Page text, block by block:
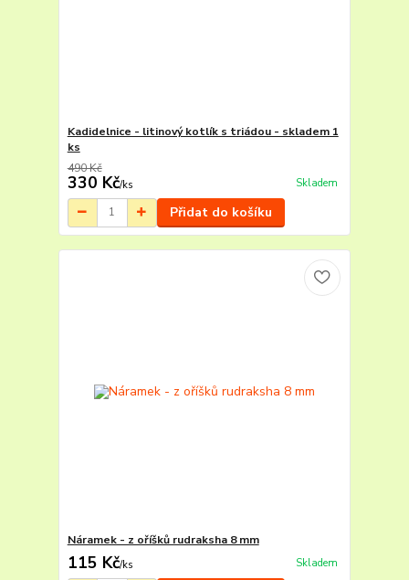
Kadidelnice - litinový kotlík s triádou - skladem 1
ks
490 Kč
330 Kč/ks Skladem
Přidat do košíku
Náramek - z oříšků rudraksha 8 mm
115 Kč/ks Skladem